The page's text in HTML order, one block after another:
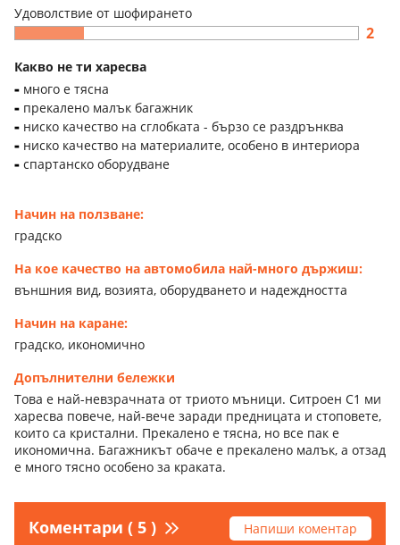
Удоволствие от шофирането
2
Какво не ти харесва
много е тясна
прекалено малък багажник
ниско качество на сглобката - бързо се раздрънква
ниско качество на материалите, особено в интериора
спартанско оборудване
Начин на ползване:
градско
На кое качество на автомобила най-много държиш:
външния вид, возията, оборудването и надеждността
Начин на каране:
градско, икономично
Допълнителни бележки
Това е най-невзрачната от триото мъници. Ситроен С1 ми
харесва повече, най-вече заради предницата и стоповете,
които са кристални. Прекалено е тясна, но все пак е
икономична. Багажникът обаче е прекалено малък, а отзад
е много тясно особено за краката.
Коментари ( 5 ) Напиши коментар